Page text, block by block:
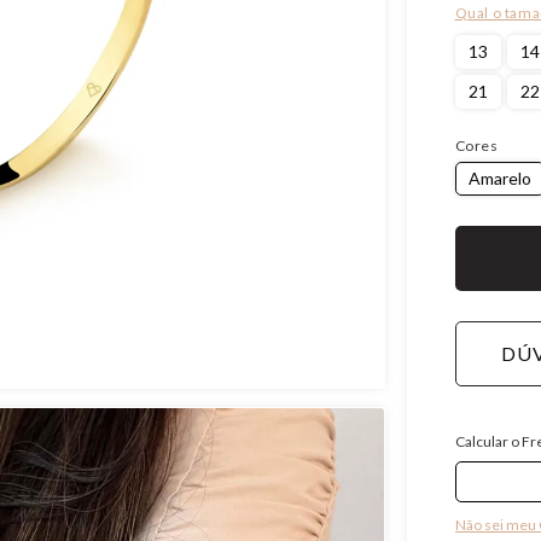
13
14
21
22
Cores
Amarelo
Calcular o
Não sei meu